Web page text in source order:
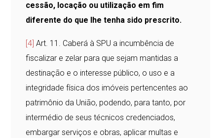
cessão, locação ou utilização em fim
diferente do que lhe tenha sido prescrito.
[4] Art. 11. Caberá à SPU a incumbência de
fiscalizar e zelar para que sejam mantidas a
destinação e o interesse público, o uso e a
integridade física dos imóveis pertencentes ao
patrimônio da União, podendo, para tanto, por
intermédio de seus técnicos credenciados,
embargar serviços e obras, aplicar multas e